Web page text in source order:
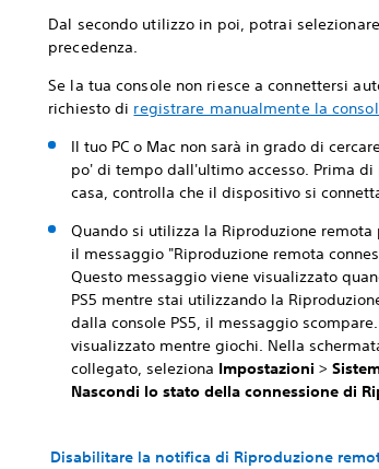
Dal secondo utilizzo in poi, potrai
precedenza.
Se la tua console non riesce a connettersi
richiesto di registrare manualmente la
Il tuo PC o Mac non sarà in grado di
po' di tempo dall'ultimo accesso. Prima
casa, controlla che il dispositivo si
Quando si utilizza la Riproduzione
il messaggio "Riproduzione remota
Questo messaggio viene visualizzato
PS5 mentre stai utilizzando la
dalla console PS5, il messaggio
visualizzato mentre giochi. Nella
collegato, seleziona Impostazioni >
Nascondi lo stato della connessione di
Disabilitare la notifica di Riproduzione